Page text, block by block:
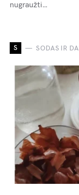
nugraužti…
S SODAS IR